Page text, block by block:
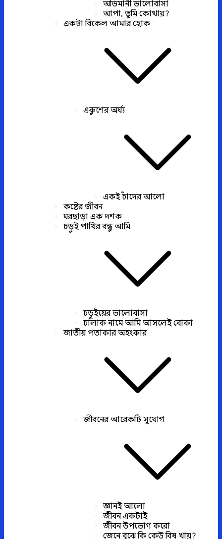
অভিমানী ভালোবাসা
আপা, তুমি কোথায়?
একটা বিকেল আমার হোক
একুশের অর্ঘ্য
একই চাঁদের আলো
কষ্টের জীবন
ঘরছাড়া এক দশক
চড়ুই পাখির বন্ধু আমি
চড়ুইয়ের ভালোবাসা
চালাক নামে আমি আসলেই বোকা
জাতীয় পতাকার অহংকার
জীবনের আরেকটি সুযোগ
জ্ঞানই আলো
জীবন একটাই
জীবন উপভোগ করো
জেনে বুঝে কি কেউ বিষ খায়?